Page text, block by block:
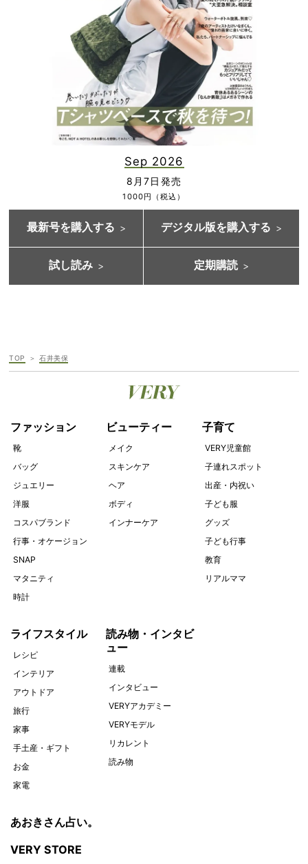
Sep 2026
8月7日発売
1000円（税込）
最新号を購入する デジタル版を購入する
試し読み 定期購読
TOP 石井美保
ファッション
靴
バッグ
ジュエリー
洋服
コスパブランド
行事・オケージョン
SNAP
マタニティ
時計
ビューティー
メイク
スキンケア
ヘア
ボディ
インナーケア
子育て
VERY児童館
子連れスポット
出産・内祝い
子ども服
グッズ
子ども行事
教育
リアルママ
ライフスタイル
レシピ
インテリア
アウトドア
旅行
家事
手土産・ギフト
お金
家電
読み物・インタビ
ュー
連載
インタビュー
VERYアカデミー
VERYモデル
リカレント
読み物
あおきさん占い。
VERY STORE